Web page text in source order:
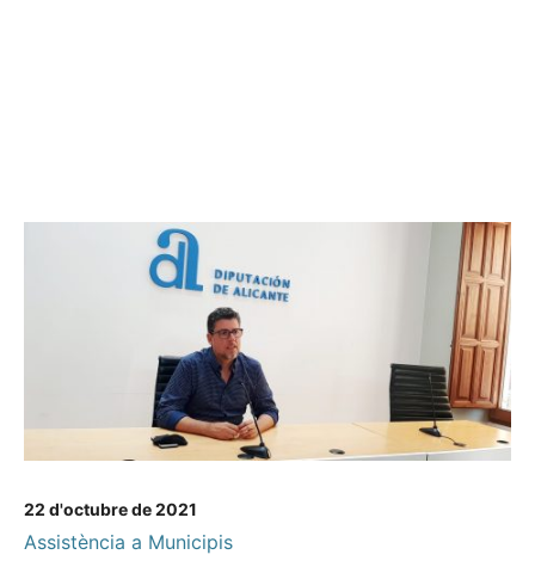
22 d'octubre de 2021
Assistència a Municipis